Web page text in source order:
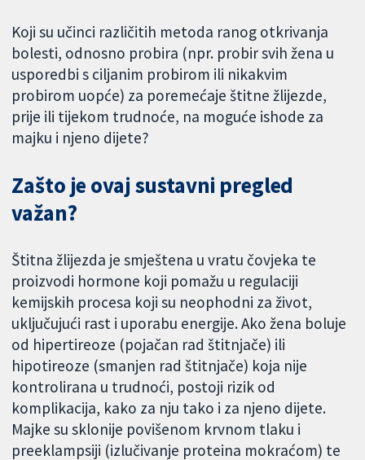
Koji su učinci različitih metoda ranog otkrivanja
bolesti, odnosno probira (npr. probir svih žena u
usporedbi s ciljanim probirom ili nikakvim
probirom uopće) za poremećaje štitne žlijezde,
prije ili tijekom trudnoće, na moguće ishode za
majku i njeno dijete?
Zašto je ovaj sustavni pregled
važan?
Štitna žlijezda je smještena u vratu čovjeka te
proizvodi hormone koji pomažu u regulaciji
kemijskih procesa koji su neophodni za život,
uključujući rast i uporabu energije. Ako žena boluje
od hipertireoze (pojačan rad štitnjače) ili
hipotireoze (smanjen rad štitnjače) koja nije
kontrolirana u trudnoći, postoji rizik od
komplikacija, kako za nju tako i za njeno dijete.
Majke su sklonije povišenom krvnom tlaku i
preeklampsiji (izlučivanje proteina mokraćom) te